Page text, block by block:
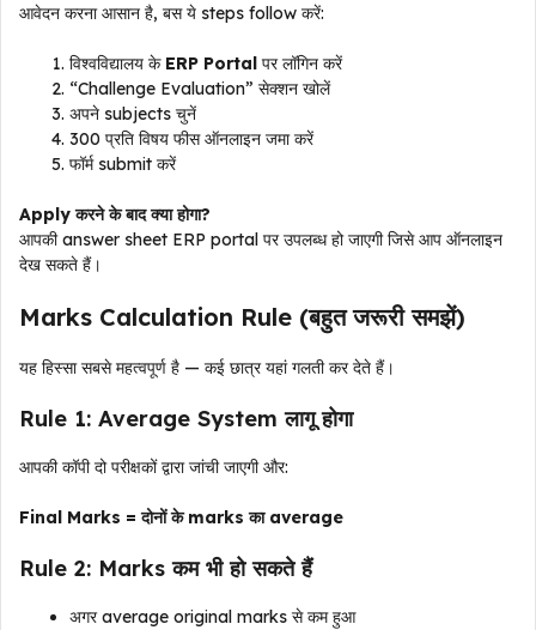
आवेदन करना आसान है, बस ये steps follow करें:
विश्वविद्यालय के ERP Portal पर लॉगिन करें
“Challenge Evaluation” सेक्शन खोलें
अपने subjects चुनें
₹300 प्रति विषय फीस ऑनलाइन जमा करें
फॉर्म submit करें
Apply करने के बाद क्या होगा?
आपकी answer sheet ERP portal पर उपलब्ध हो जाएगी जिसे आप ऑनलाइन
देख सकते हैं।
Marks Calculation Rule (बहुत जरूरी समझें)
यह हिस्सा सबसे महत्वपूर्ण है — कई छात्र यहां गलती कर देते हैं।
Rule 1: Average System लागू होगा
आपकी कॉपी दो परीक्षकों द्वारा जांची जाएगी और:
Final Marks = दोनों के marks का average
Rule 2: Marks कम भी हो सकते हैं
अगर average original marks से कम हुआ